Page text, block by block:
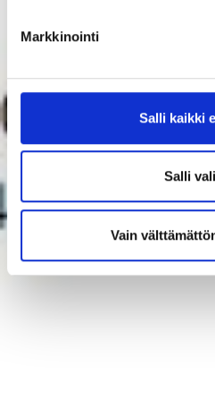
Markkinointi
Salli kaikki
Salli
Vain